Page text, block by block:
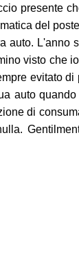
presente
del
auto. L'anno
visto che
evitato
auto
di